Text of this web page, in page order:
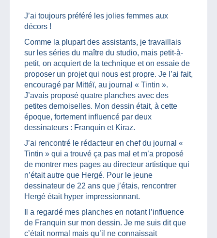
J’ai toujours préféré les jolies femmes aux
décors !
Comme la plupart des assistants, je travaillais
sur les séries du maître du studio, mais petit-à-
petit, on acquiert de la technique et on essaie de
proposer un projet qui nous est propre. Je l’ai fait,
encouragé par Mittéï, au journal « Tintin ».
J’avais proposé quatre planches avec des
petites demoiselles. Mon dessin était, à cette
époque, fortement influencé par deux
dessinateurs : Franquin et Kiraz.
J’ai rencontré le rédacteur en chef du journal «
Tintin » qui a trouvé ça pas mal et m’a proposé
de montrer mes pages au directeur artistique qui
n’était autre que Hergé. Pour le jeune
dessinateur de 22 ans que j’étais, rencontrer
Hergé était hyper impressionnant.
Il a regardé mes planches en notant l’influence
de Franquin sur mon dessin. Je me suis dit que
c’était normal mais qu’il ne connaissait